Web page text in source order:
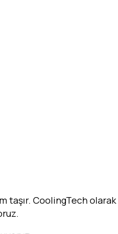
taşır. CoolingTech olarak